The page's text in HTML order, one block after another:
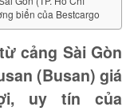
biển của Bestcargo
cảng Sài Gòn
(Busan) giá
uy tín của